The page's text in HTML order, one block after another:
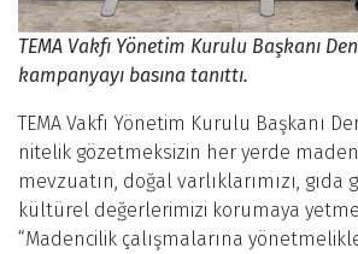
TEMA Vakfı Yönetim Kurulu Başkanı
kampanyayı basına tanıttı.
TEMA Vakfı Yönetim Kurulu Başkanı
nitelik gözetmeksizin her yerde
mevzuatın, doğal varlıklarımızı, gıda
kültürel değerlerimizi korumaya
“Madencilik çalışmalarına